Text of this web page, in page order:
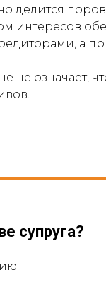
делится
интересов
а
не означает,
супруга?